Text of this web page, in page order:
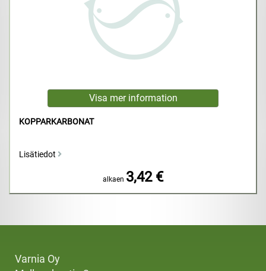
KOPPARKARBONAT
Lisätiedot
alkaen 3,42 €
Varnia Oy